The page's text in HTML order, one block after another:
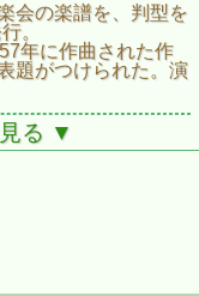
会の楽譜を、判型を
。
年に作曲された作
題がつけられた。演
る ▼